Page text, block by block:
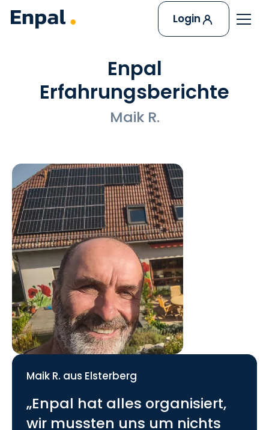
Login
Enpal
Erfahrungsberichte
Maik R.
Maik R. aus Elsterberg
„Enpal hat alles organisiert,
wir mussten uns um nichts